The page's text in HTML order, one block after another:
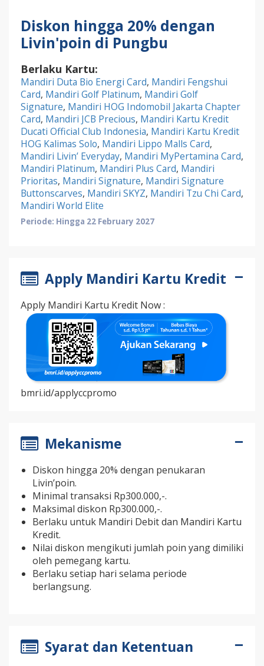
Diskon hingga 20% dengan
Livin'poin di Pungbu
Berlaku Kartu:
Mandiri Duta Bio Energi Card, Mandiri Fengshui
Card, Mandiri Golf Platinum, Mandiri Golf
Signature, Mandiri HOG Indomobil Jakarta Chapter
Card, Mandiri JCB Precious, Mandiri Kartu Kredit
Ducati Official Club Indonesia, Mandiri Kartu Kredit
HOG Kalimas Solo, Mandiri Lippo Malls Card,
Mandiri Livin’ Everyday, Mandiri MyPertamina Card,
Mandiri Platinum, Mandiri Plus Card, Mandiri
Prioritas, Mandiri Signature, Mandiri Signature
Buttonscarves, Mandiri SKYZ, Mandiri Tzu Chi Card,
Mandiri World Elite
Periode: Hingga 22 February 2027
Apply Mandiri Kartu Kredit
Apply Mandiri Kartu Kredit Now :
bmri.id/applyccpromo
Mekanisme
Diskon hingga 20% dengan penukaran
Livin’poin.
Minimal transaksi Rp300.000,-.
Maksimal diskon Rp300.000,-.
Berlaku untuk Mandiri Debit dan Mandiri Kartu
Kredit.
Nilai diskon mengikuti jumlah poin yang dimiliki
oleh pemegang kartu.
Berlaku setiap hari selama periode
berlangsung.
Syarat dan Ketentuan